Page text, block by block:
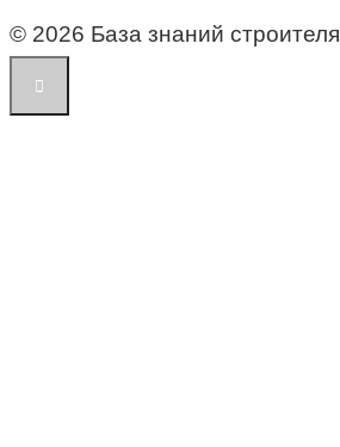
© 2026 База знаний строителя